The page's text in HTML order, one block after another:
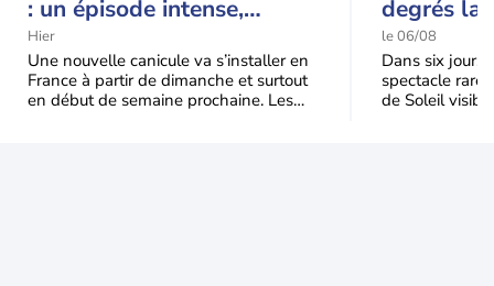
: un épisode intense,
durable et étendu la
semaine prochaine
Hier
Une nouvelle canicule va s’installer en
France à partir de dimanche et surtout
en début de semaine prochaine. Les
degrés la
t-elle
l'éclipse
le 06/08
Dans six
spectacle rare
de Soleil